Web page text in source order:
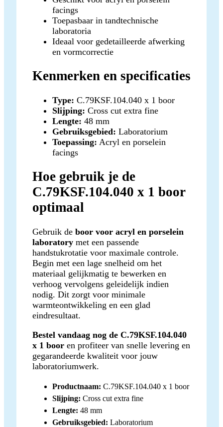
facings
Toepasbaar in tandtechnische
laboratoria
Ideaal voor gedetailleerde afwerking
en vormcorrectie
Kenmerken en specificaties
Type: C.79KSF.104.040 x 1 boor
Slijping: Cross cut extra fine
Lengte: 48 mm
Gebruiksgebied: Laboratorium
Toepassing: Acryl en porselein
facings
Hoe gebruik je de
C.79KSF.104.040 x 1 boor
optimaal
Gebruik de boor voor acryl en porselein
laboratory met een passende
handstukrotatie voor maximale controle.
Begin met een lage snelheid om het
materiaal gelijkmatig te bewerken en
verhoog vervolgens geleidelijk indien
nodig. Dit zorgt voor minimale
warmteontwikkeling en een glad
eindresultaat.
Bestel vandaag nog de C.79KSF.104.040
x 1 boor en profiteer van snelle levering en
gegarandeerde kwaliteit voor jouw
laboratoriumwerk.
Productnaam: C.79KSF.104.040 x 1 boor
Slijping: Cross cut extra fine
Lengte: 48 mm
Gebruiksgebied: Laboratorium